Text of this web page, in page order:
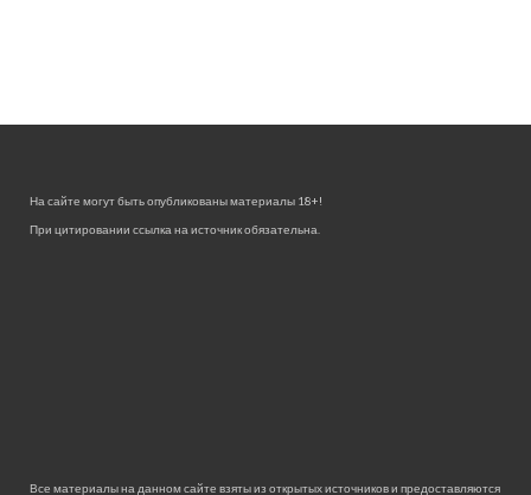
На сайте могут быть опубликованы материалы 18+!
При цитировании ссылка на источник обязательна.
Все материалы на данном сайте взяты из открытых источников и предоставляются